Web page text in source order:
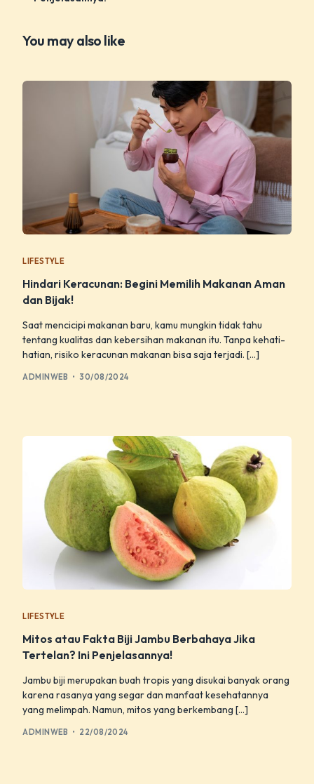
You may also like
LIFESTYLE
Hindari Keracunan: Begini Memilih Makanan Aman
dan Bijak!
Saat mencicipi makanan baru, kamu mungkin tidak tahu
tentang kualitas dan kebersihan makanan itu. Tanpa kehati-
hatian, risiko keracunan makanan bisa saja terjadi. […]
ADMINWEB 30/08/2024
LIFESTYLE
Mitos atau Fakta Biji Jambu Berbahaya Jika
Tertelan? Ini Penjelasannya!
Jambu biji merupakan buah tropis yang disukai banyak orang
karena rasanya yang segar dan manfaat kesehatannya
yang melimpah. Namun, mitos yang berkembang […]
ADMINWEB 22/08/2024